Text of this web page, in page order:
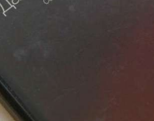
в Центральном
„Арбузный переполох“
нарастили экспорт:
на 3,6 млн долларов